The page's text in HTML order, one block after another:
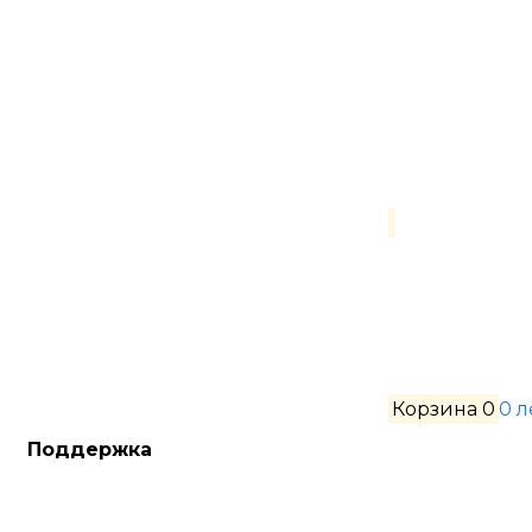
Корзина 0 0
Поддержка